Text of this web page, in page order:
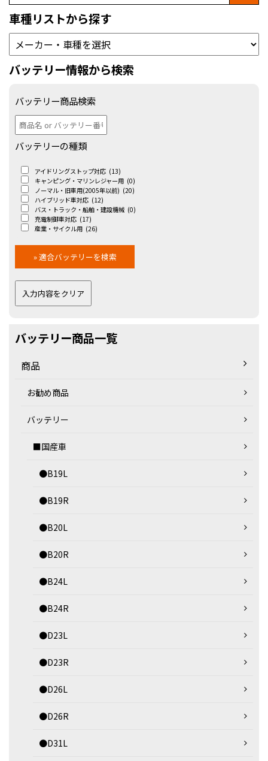
車種リストから探す
バッテリー情報から検索
バッテリー商品検索
バッテリーの種類
アイドリングストップ対応 (13)
キャンピング・マリンレジャー用 (0)
ノーマル・旧車用(2005年以前) (20)
ハイブリッド車対応 (12)
バス・トラック・船舶・建設機械 (0)
充電制御車対応 (17)
産業・サイクル用 (26)
バッテリー商品一覧
商品
お勧め商品
バッテリー
■国産車
●B19L
●B19R
●B20L
●B20R
●B24L
●B24R
●D23L
●D23R
●D26L
●D26R
●D31L